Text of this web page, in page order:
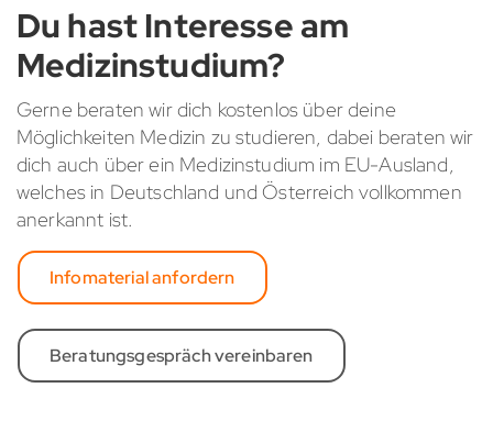
Du hast Interesse am
Medizinstudium?
Gerne beraten wir dich kostenlos über deine
Möglichkeiten Medizin zu studieren, dabei beraten wir
dich auch über ein Medizinstudium im EU-Ausland,
welches in Deutschland und Österreich vollkommen
anerkannt ist.
Infomaterial anfordern
Beratungsgespräch vereinbaren